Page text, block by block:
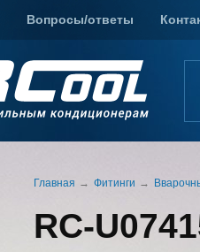
Вопросы/ответы
Главная Фитинги
RC-